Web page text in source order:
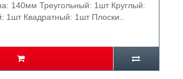
140мм Треугольный: 1шт Круглый:
1шт Квадратный: 1шт Плоски..